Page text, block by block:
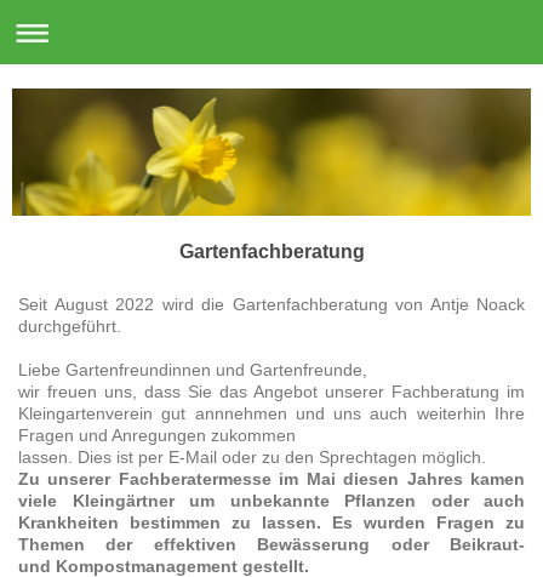
Gartenfachberatung
Seit August 2022 wird die Gartenfachberatung von Antje Noack
durchgeführt.
Liebe Gartenfreundinnen und Gartenfreunde,
wir freuen uns, dass Sie das Angebot unserer Fachberatung im
Kleingartenverein gut annnehmen und uns auch weiterhin Ihre
Fragen und Anregungen zukommen
lassen. Dies ist per E-Mail oder zu den Sprechtagen möglich.
Zu unserer Fachberatermesse im Mai diesen Jahres kamen
viele Kleingärtner um unbekannte Pflanzen oder auch
Krankheiten bestimmen zu lassen. Es wurden Fragen zu
Themen der effektiven Bewässerung oder Beikraut-
und Kompostmanagement gestellt.